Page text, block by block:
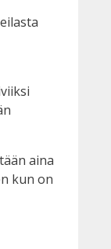
aina
kun on